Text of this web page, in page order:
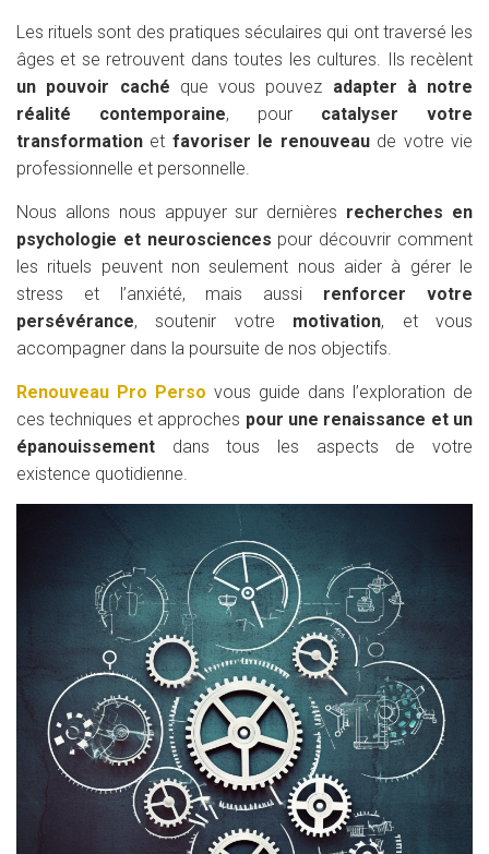
Les rituels sont des pratiques séculaires qui ont traversé les
âges et se retrouvent dans toutes les cultures. Ils recèlent
un pouvoir caché que vous pouvez adapter à notre
réalité contemporaine, pour catalyser votre
transformation et favoriser le renouveaude votre vie
professionnelle et personnelle.
Nous allons nous appuyer sur dernières recherches en
psychologie et neurosciences pour découvrir comment
les rituels peuvent non seulement nous aider à gérer le
stress et l’anxiété, mais aussi renforcer votre
persévérance, soutenir votre motivation, et vous
accompagner dans la poursuite de nos objectifs.
Renouveau Pro Perso vous guide dans l’exploration de
ces techniques et approches pour une renaissance et un
épanouissement dans tous les aspects de votre
existence quotidienne.